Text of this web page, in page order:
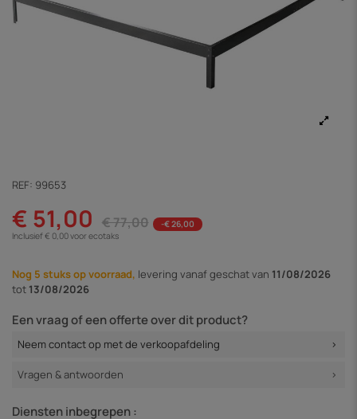
REF: 99653
€ 51,00 € 77,00
-€ 26,00
Inclusief € 0,00 voor ecotaks
Nog 5 stuks op voorraad, levering vanafgeschat van 11/08/2026
tot 13/08/2026
Een vraag of een offerte over dit product?
Neem contact op met de verkoopafdeling
Vragen & antwoorden
Diensten inbegrepen :